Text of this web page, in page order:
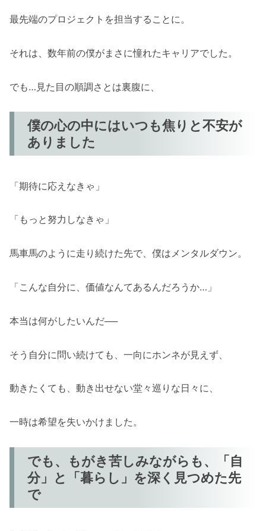
それでも諦めきれず、ふと思い出した「小
と向き合いました
「ああ…自分は、あの感覚で生きていきた
いんだ」
方に出会いました
方も現実にできるんだ」
ていました
れ違いが生まれていました
りました
「あぁ…オレって、本当の意味で自立して
「責任」への怖さ
替わりました
不思議なことに、拒否感のあった職場復帰
への気持ちにも変化がありました
最先端のプロジェクトを担当することに。
それは、数年前の僕がまさに憧れたキャリアでした。
でも…見た目の順調さとは裏腹に、
僕の心の中にはいつも焦りと不安が
ありました
「期待に応えなきゃ」
「もっと努力しなきゃ」
馬車馬のように走り続けた先で、僕はメンタルダウン。
「こんな自分に、価値なんてあるんだろうか…」
本当は何がしたいんだ──
そう自分に問い続けても、一向にホンネが見えず、
動きたくても、動き出せない堂々巡りな日々に、
一時は希望を失いかけました。
でも、もがき苦しみながらも、「自
分」と「暮らし」を深く見つめた先
で